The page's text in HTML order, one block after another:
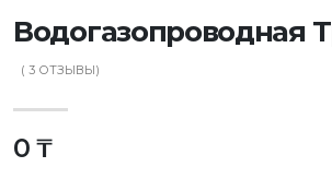
Водогазопроводная
( 3 ОТЗЫВЫ)
0 ₸